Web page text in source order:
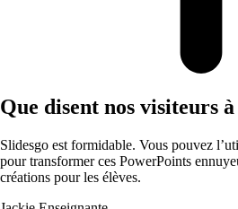
Que disent nos visiteurs
Slidesgo est formidable. Vous pouvez
pour transformer ces PowerPoints
créations pour les élèves.